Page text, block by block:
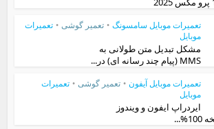
تعمیرات موبایل سامسونگ • تعمیر گوشی • تعمیرات
موبایل
مشکل تبدیل متن طولانی به
MMS (پیام چند رسانه ای) در...
تعمیرات موبایل آیفون • تعمیر گوشی • تعمیرات
موبایل
ایردراپ ایفون و ویندوز